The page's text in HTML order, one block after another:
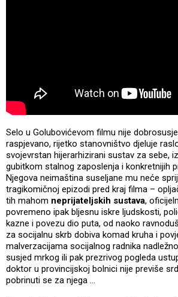
Selo u Golubovićevom filmu nije
raspjevano, rijetko stanovništvo djeluje
svojevrstan hijerarhizirani sustav za sebe,
gubitkom stalnog zaposlenja i konkretnijih
Njegova neimaština suseljane mu neće
tragikomičnoj epizodi pred kraj filma –
tih mahom neprijateljskih sustava,
povremeno ipak bljesnu iskre ljudskosti,
kazne i povezu dio puta, od naoko
za socijalnu skrb dobiva komad kruha i
malverzacijama socijalnog radnika
susjed mrkog ili pak prezrivog pogleda
doktor u provincijskoj bolnici nije previše
pobrinuti se za njega …